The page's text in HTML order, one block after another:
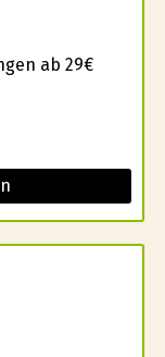
ab 29€